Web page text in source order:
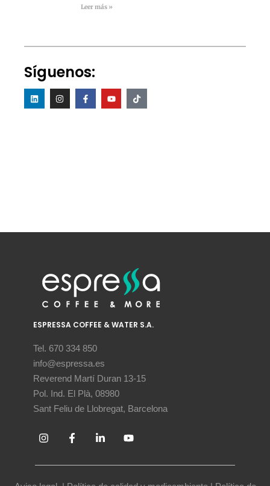
Leer más »
Síguenos:
ESPRESSA COFFEE & WATER S.A.
Tel. 670 334 850
info@espressa.es
Reverend Martí Duran 13-15
Pol. Ind. El Plà, 08980
Sant Feliu de Llobregat, Barcelona